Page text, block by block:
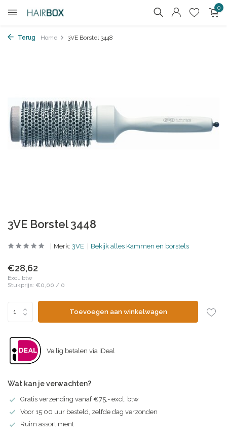
0
Terug Home 3VE Borstel 3448
3VE Borstel 3448
Merk: 3VE Bekijk alles Kammen en borstels
€28,62
Excl. btw
Stukprijs: €0,00 / 0
Toevoegen aan winkelwagen
Veilig betalen via iDeal
Wat kan je verwachten?
Gratis verzending vanaf €75,- excl. btw
Voor 15:00 uur besteld, zelfde dag verzonden
Ruim assortiment